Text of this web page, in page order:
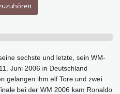
sechste und letzte, sein WM-
Juni 2006 in Deutschland
gelangen ihm elf Tore und zwei
bei der WM 2006 kam Ronaldo